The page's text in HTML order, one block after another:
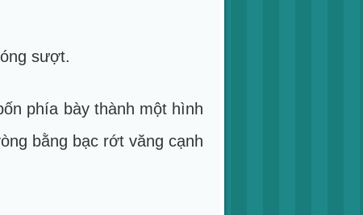
sượt.
phía bày thành một hình
bằng bạc rớt văng cạnh